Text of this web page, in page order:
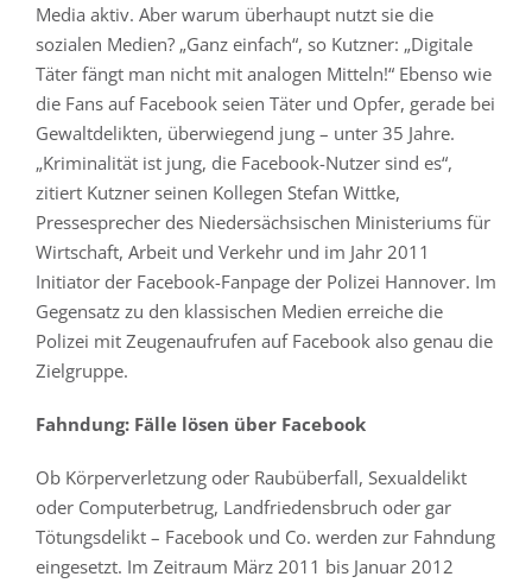
Media aktiv. Aber warum überhaupt nutzt sie die
sozialen Medien? „Ganz einfach“, so Kutzner: „Digitale
Täter fängt man nicht mit analogen Mitteln!“ Ebenso wie
die Fans auf Facebook seien Täter und Opfer, gerade bei
Gewaltdelikten, überwiegend jung – unter 35 Jahre.
„Kriminalität ist jung, die Facebook-Nutzer sind es“,
zitiert Kutzner seinen Kollegen Stefan Wittke,
Pressesprecher des Niedersächsischen Ministeriums für
Wirtschaft, Arbeit und Verkehr und im Jahr 2011
Initiator der Facebook-Fanpage der Polizei Hannover. Im
Gegensatz zu den klassischen Medien erreiche die
Polizei mit Zeugenaufrufen auf Facebook also genau die
Zielgruppe.
Fahndung: Fälle lösen über Facebook
Ob Körperverletzung oder Raubüberfall, Sexualdelikt
oder Computerbetrug, Landfriedensbruch oder gar
Tötungsdelikt – Facebook und Co. werden zur Fahndung
eingesetzt. Im Zeitraum März 2011 bis Januar 2012